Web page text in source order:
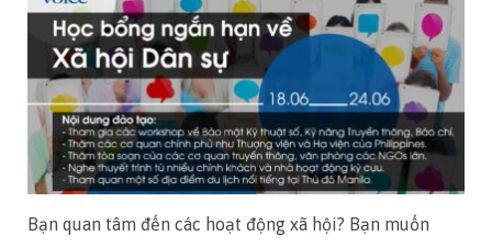
Bạn quan tâm đến các hoạt động xã hội? Bạn muốn